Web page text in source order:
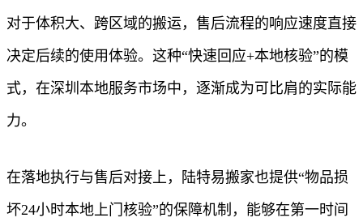
对于体积大、跨区域的搬运，售后流程的响应速度直接
决定后续的使用体验。这种“快速回应+本地核验”的模
式，在深圳本地服务市场中，逐渐成为可比肩的实际能
力。
在落地执行与售后对接上，陆特易搬家也提供“物品损
坏24小时本地上门核验”的保障机制，能够在第一时间